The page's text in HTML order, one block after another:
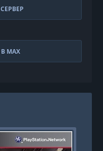
СЕРВЕР
MAX